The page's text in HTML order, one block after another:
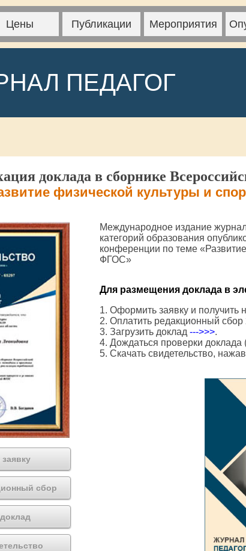
Цены Публикации Мероприятия
ПЕДАГОГ
доклада в сборнике
физической культуры и
сбор
Международное издание
категорий образования
конференции по теме
ФГОС»
Для размещения доклада в
1. Оформить заявку и получить
2. Оплатить редакционный сбор
3. Загрузить доклад --->>>.
4. Дождаться проверки доклада
5. Скачать свидетельство,